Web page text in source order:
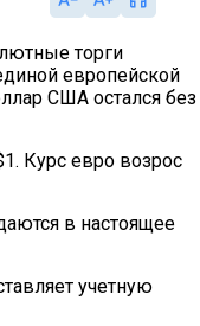
торги
европейской
США остался без
Курс евро возрос
в настоящее
учетную